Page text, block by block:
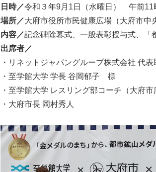
日時／令和３年9月1日（水曜日） 午前11
場所／大府市役所市民健康広場（大府市中
内容／記念碑除幕式、一般表彰授与式、「
出席者／
・リネットジャパングループ株式会社 代
・至学館大学 学長 谷岡郁子 様
・至学館大学 レスリング部コーチ（大府
・大府市長 岡村秀人
English